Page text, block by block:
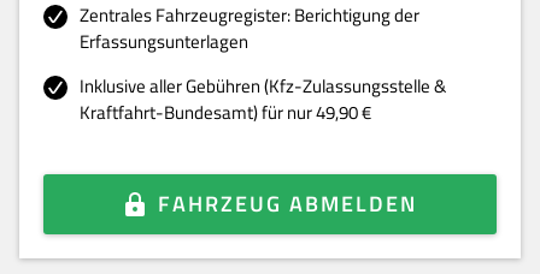
Zentrales Fahrzeugregister: Berichtigung der
Erfassungsunterlagen
Inklusive aller Gebühren (Kfz-Zulassungsstelle &
Kraftfahrt-Bundesamt) für nur 49,90 €
FAHRZEUG ABMELDEN